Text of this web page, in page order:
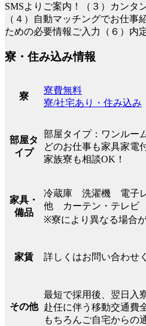
SMSよりご案内！（３）カンタ
（４）自動マッチングでお仕
ための必要情報ご入力（６）内
寮・住み込み情報
寮
寮費無料
寮/社宅あり・住み込み
部屋タ
イプ
部屋タイプ：ワンルー
どのお仕事も家具家電
家族寮も相談OK！
家具・
備品
冷蔵庫 洗濯機 電子
他 カーテン・テレビ
※寮により異なる場合が
家賃 詳しくはお問い合わせ
その他
最短で採用後、翌日入
赴任に伴う移動交通費
もちろんご自宅からの